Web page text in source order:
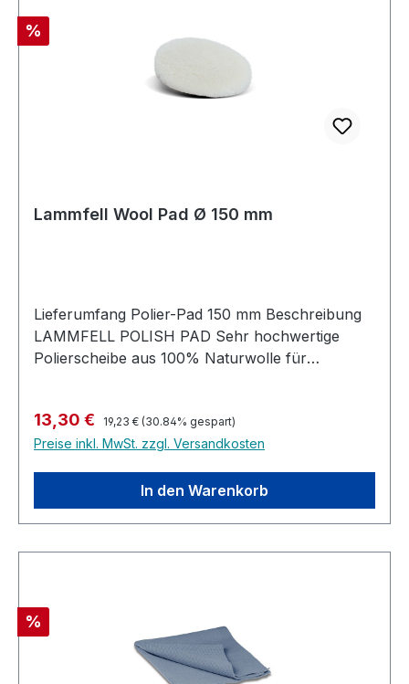
Rabatt
%
Lammfell Wool Pad Ø 150 mm
Lieferumfang Polier-Pad 150 mm Beschreibung
LAMMFELL POLISH PAD Sehr hochwertige
Polierscheibe aus 100% Naturwolle für
Aufnahme auf Kletttellern.
Verkaufspreis:
13,30 € Regulärer Preis:
19,23 € (30.84% gespart)
Preise inkl. MwSt. zzgl. Versandkosten
In den Warenkorb
Rabatt
%